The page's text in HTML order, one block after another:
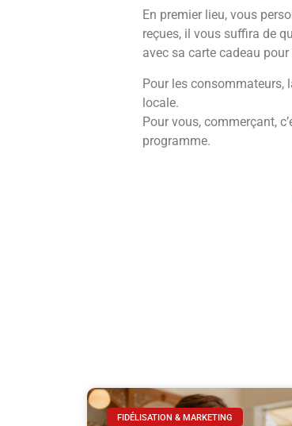
En premier lieu, vous
reçues, il vous suffira de
avec sa carte cadeau
Pour les consommateurs,
locale.
Pour vous, commerçant,
programme.
FIDÉLISATION & MARKETING